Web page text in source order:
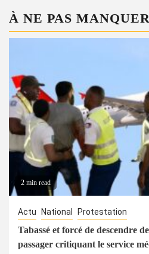
À NE PAS
2 min read
Actu National Protestation
Tabassé et forcé de descendre
passager critiquant le service